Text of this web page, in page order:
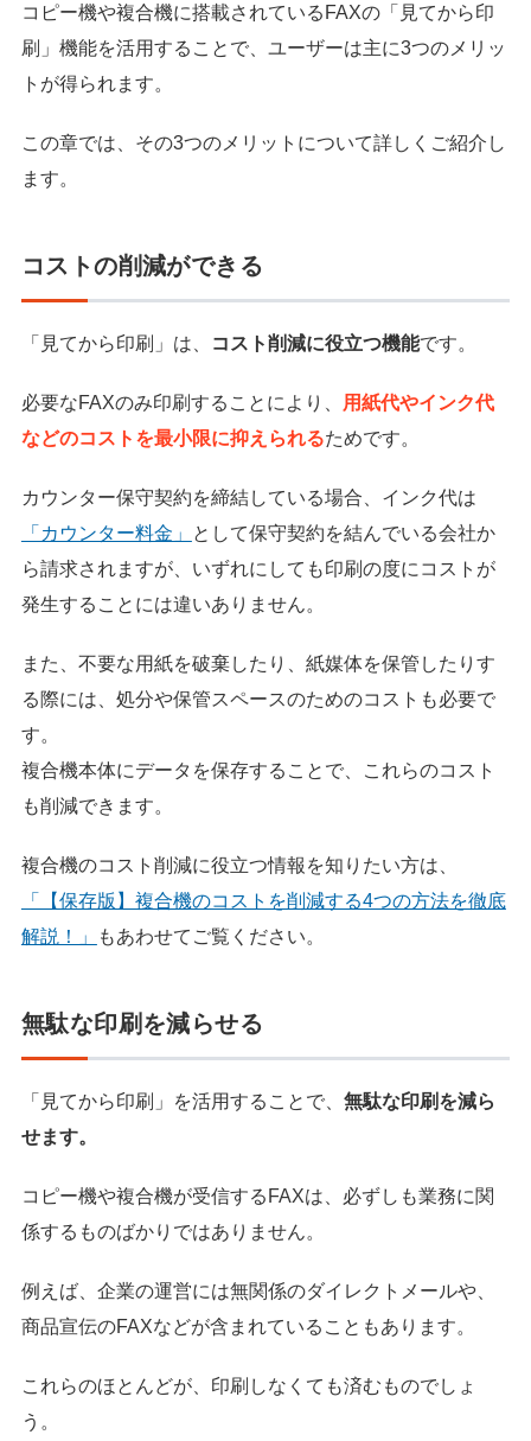
コピー機や複合機に搭載されているFAXの「見てから印
刷」機能を活用することで、ユーザーは主に3つのメリッ
トが得られます。
この章では、その3つのメリットについて詳しくご紹介し
ます。
コストの削減ができる
「見てから印刷」は、 コスト削減に役立つ機能です。
必要なFAXのみ印刷することにより、
用紙代やインク代
などのコストを最小限に抑えられるためです。
カウンター保守契約を締結している場合、インク代は
「カウンター料金」
として保守契約を結んでいる会社か
ら請求されますが、いずれにしても印刷の度にコストが
発生することには違いありません。
また、不要な用紙を破棄したり、紙媒体を保管したりす
る際には、処分や保管スペースのためのコストも必要で
す。
複合機本体にデータを保存することで、これらのコスト
も削減できます。
複合機のコスト削減に役立つ情報を知りたい方は、
「【保存版】複合機のコストを削減する4つの方法を徹底
解説！」
もあわせてご覧ください。
無駄な印刷を減らせる
「見てから印刷」を活用することで、 無駄な印刷を減ら
せます。
コピー機や複合機が受信するFAXは、必ずしも業務に関
係するものばかりではありません。
例えば、企業の運営には無関係のダイレクトメールや、
商品宣伝のFAXなどが含まれていることもあります。
これらのほとんどが、印刷しなくても済むものでしょ
う。